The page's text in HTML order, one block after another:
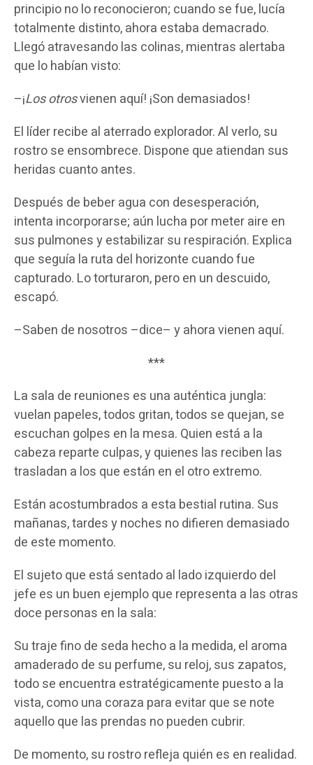
principio no lo reconocieron; cuando se fue, lucía
totalmente distinto, ahora estaba demacrado.
Llegó atravesando las colinas, mientras alertaba
que lo habían visto:
–¡Los otrosvienen aquí! ¡Son demasiados!
El líder recibe al aterrado explorador. Al verlo, su
rostro se ensombrece. Dispone que atiendan sus
heridas cuanto antes.
Después de beber agua con desesperación,
intenta incorporarse; aún lucha por meter aire en
sus pulmones y estabilizar su respiración. Explica
que seguía la ruta del horizonte cuando fue
capturado. Lo torturaron, pero en un descuido,
escapó.
–Saben de nosotros –dice– y ahora vienen aquí.
***
La sala de reuniones es una auténtica jungla:
vuelan papeles, todos gritan, todos se quejan, se
escuchan golpes en la mesa. Quien está a la
cabeza reparte culpas, y quienes las reciben las
trasladan a los que están en el otro extremo.
Están acostumbrados a esta bestial rutina. Sus
mañanas, tardes y noches no difieren demasiado
de este momento.
El sujeto que está sentado al lado izquierdo del
jefe es un buen ejemplo que representa a las otras
doce personas en la sala:
Su traje fino de seda hecho a la medida, el aroma
amaderado de su perfume, su reloj, sus zapatos,
todo se encuentra estratégicamente puesto a la
vista, como una coraza para evitar que se note
aquello que las prendas no pueden cubrir.
De momento, su rostro refleja quién es en realidad.